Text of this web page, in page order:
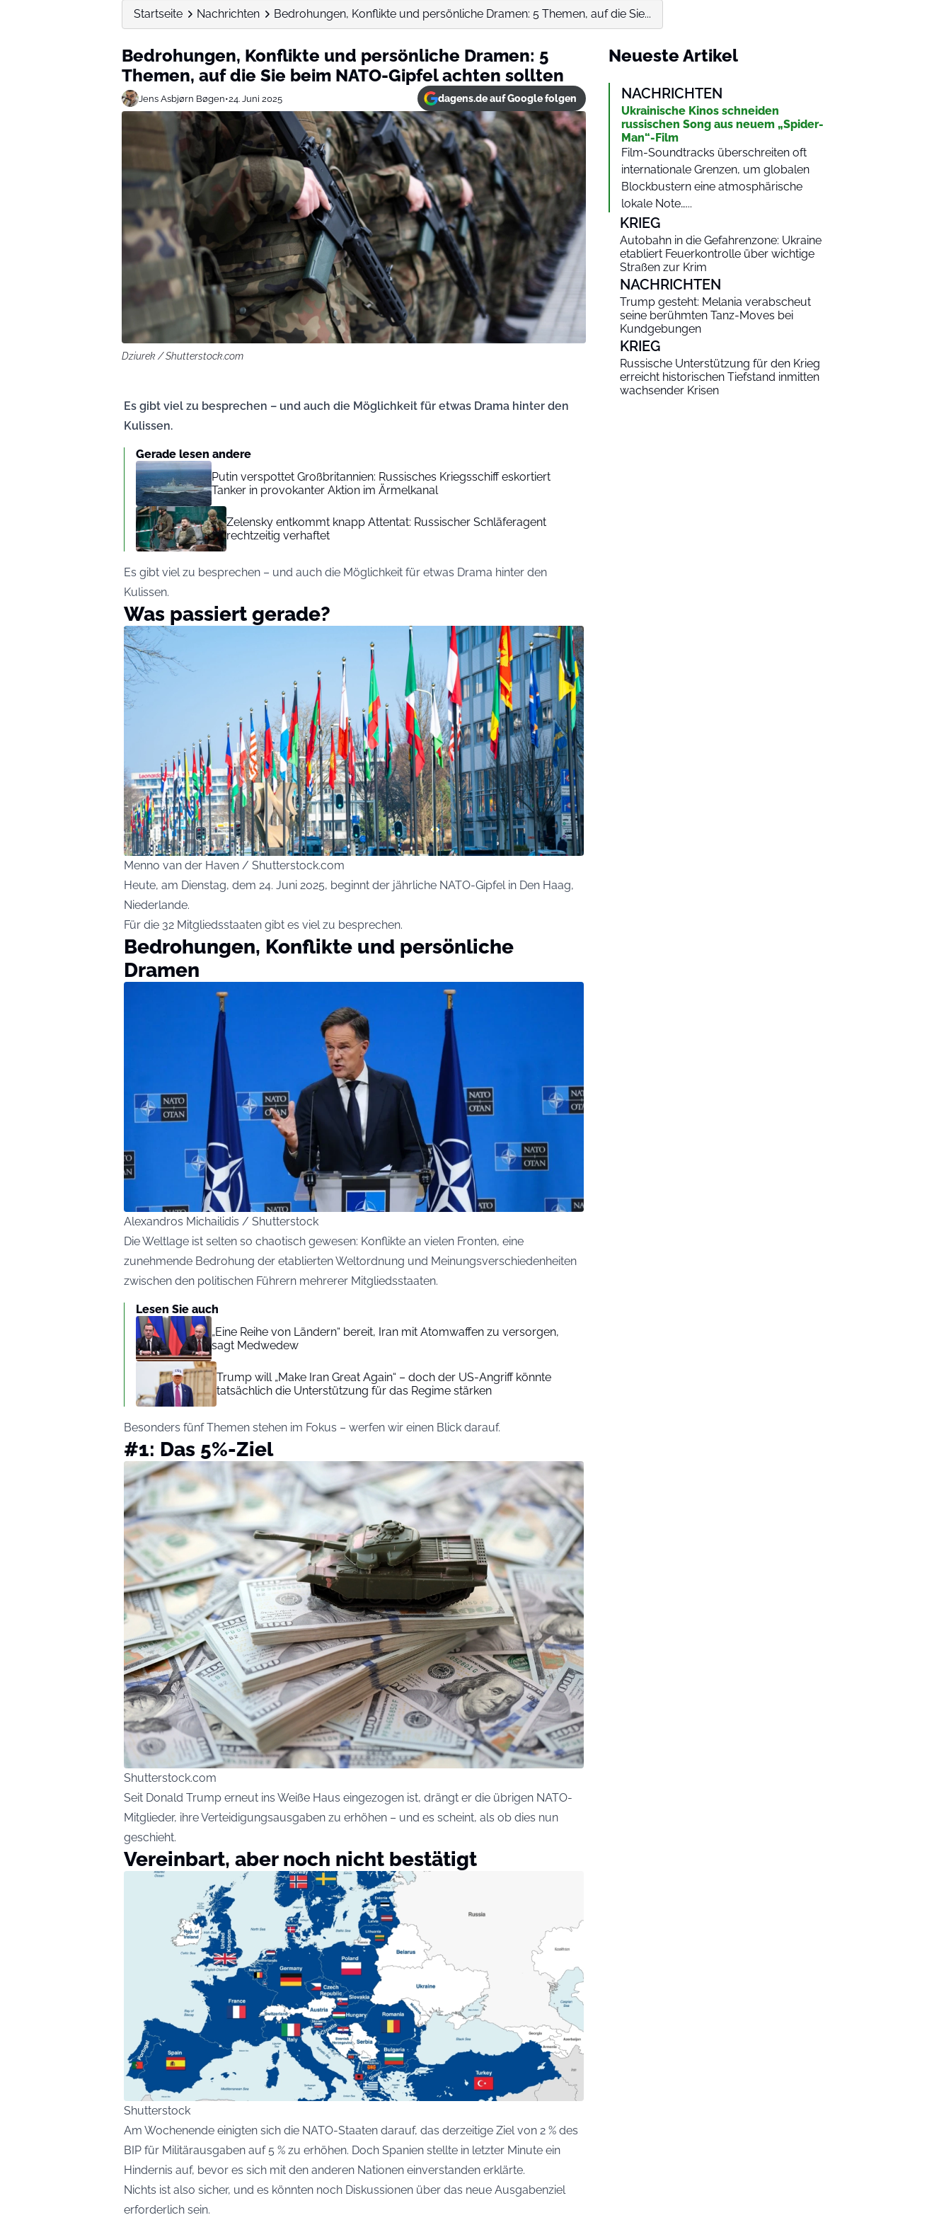
Startseite Nachrichten Bedrohungen, Konflikte und persönliche Dramen: 5 Themen, auf die Sie...
Bedrohungen, Konflikte und persönliche Dramen: 5
Themen, auf die Sie beim NATO-Gipfel achten sollten
Jens Asbjørn Bøgen•24. Juni 2025 dagens.de auf Google folgen
Dziurek / Shutterstock.com
Es gibt viel zu besprechen – und auch die Möglichkeit für etwas Drama hinter den
Kulissen.
Gerade lesen andere
Putin verspottet Großbritannien: Russisches Kriegsschiff eskortiert
Tanker in provokanter Aktion im Ärmelkanal
Zelensky entkommt knapp Attentat: Russischer Schläferagent
rechtzeitig verhaftet
Es gibt viel zu besprechen – und auch die Möglichkeit für etwas Drama hinter den
Kulissen.
Was passiert gerade?
Menno van der Haven / Shutterstock.com
Heute, am Dienstag, dem 24. Juni 2025, beginnt der jährliche NATO-Gipfel in Den Haag,
Niederlande.
Für die 32 Mitgliedsstaaten gibt es viel zu besprechen.
Bedrohungen, Konflikte und persönliche
Dramen
Alexandros Michailidis / Shutterstock
Die Weltlage ist selten so chaotisch gewesen: Konflikte an vielen Fronten, eine
zunehmende Bedrohung der etablierten Weltordnung und Meinungsverschiedenheiten
zwischen den politischen Führern mehrerer Mitgliedsstaaten.
Lesen Sie auch
„Eine Reihe von Ländern“ bereit, Iran mit Atomwaffen zu versorgen,
sagt Medwedew
Trump will „Make Iran Great Again“ – doch der US-Angriff könnte
tatsächlich die Unterstützung für das Regime stärken
Besonders fünf Themen stehen im Fokus – werfen wir einen Blick darauf.
#1: Das 5%-Ziel
Shutterstock.com
Seit Donald Trump erneut ins Weiße Haus eingezogen ist, drängt er die übrigen NATO-
Mitglieder, ihre Verteidigungsausgaben zu erhöhen – und es scheint, als ob dies nun
geschieht.
Vereinbart, aber noch nicht bestätigt
Shutterstock
Am Wochenende einigten sich die NATO-Staaten darauf, das derzeitige Ziel von 2 % des
BIP für Militärausgaben auf 5 % zu erhöhen. Doch Spanien stellte in letzter Minute ein
Hindernis auf, bevor es sich mit den anderen Nationen einverstanden erklärte.
Nichts ist also sicher, und es könnten noch Diskussionen über das neue Ausgabenziel
erforderlich sein.
Neueste Artikel
NACHRICHTEN
Ukrainische Kinos schneiden
russischen Song aus neuem „Spider-
Man“-Film
Film-Soundtracks überschreiten oft
internationale Grenzen, um globalen
Blockbustern eine atmosphärische
lokale Note…...
KRIEG
Autobahn in die Gefahrenzone: Ukraine
etabliert Feuerkontrolle über wichtige
Straßen zur Krim
NACHRICHTEN
Trump gesteht: Melania verabscheut
seine berühmten Tanz-Moves bei
Kundgebungen
KRIEG
Russische Unterstützung für den Krieg
erreicht historischen Tiefstand inmitten
wachsender Krisen